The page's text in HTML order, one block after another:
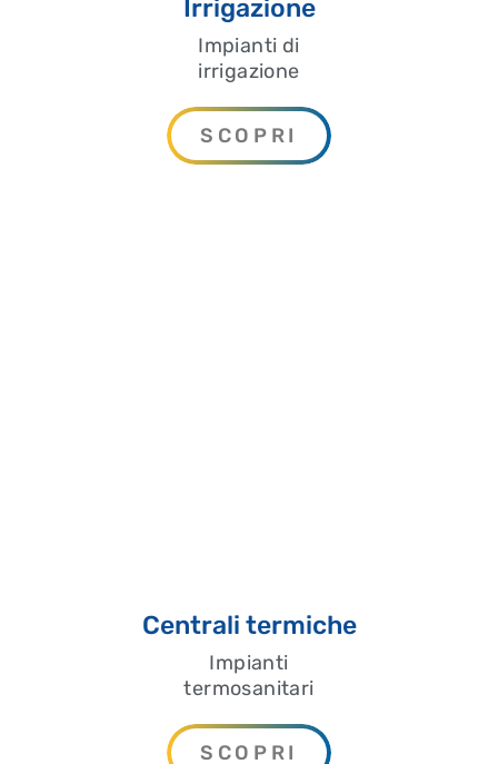
Irrigazione
Impianti di
irrigazione
SCOPRI
Centrali termiche
Impianti
termosanitari
SCOPRI